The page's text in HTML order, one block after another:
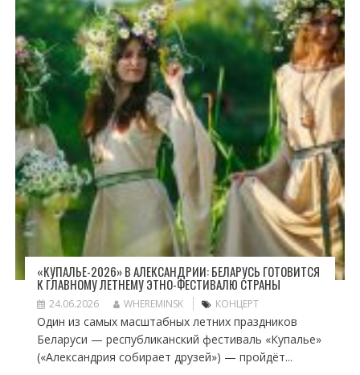
«КУПАЛЬЕ-2026» В АЛЕКСАНДРИИ: БЕЛАРУСЬ ГОТОВИТСЯ
К ГЛАВНОМУ ЛЕТНЕМУ ЭТНО-ФЕСТИВАЛЮ СТРАНЫ
24.06.2026 WHEREMINSK КОНЦЕРТ
Один из самых масштабных летних праздников
Беларуси — республиканский фестиваль «Купалье»
(«Александрия собирает друзей») — пройдёт...